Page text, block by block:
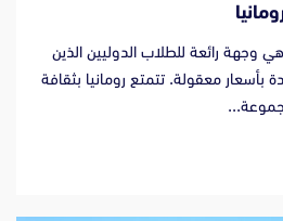
هي وجهة رائعة للطلاب الدوليين الذين
بأسعار معقولة. تتمتع رومانيا بثقافة